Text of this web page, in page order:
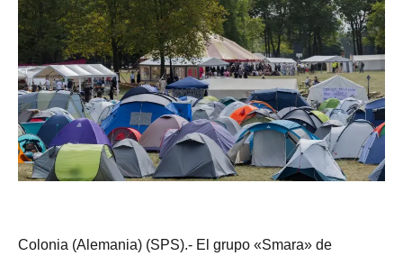
Colonia (Alemania) (SPS).- El grupo «Smara» de